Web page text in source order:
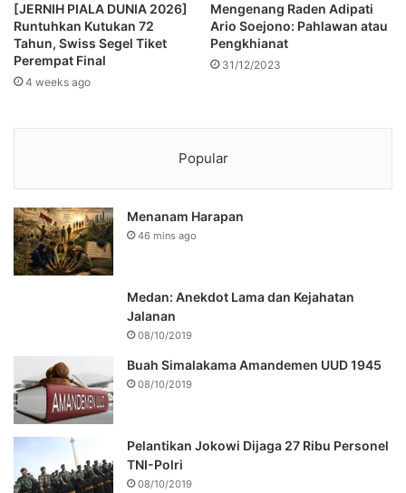
[JERNIH PIALA DUNIA 2026]
Runtuhkan Kutukan 72
Tahun, Swiss Segel Tiket
Perempat Final
4 weeks ago
Mengenang Raden Adipati
Ario Soejono: Pahlawan atau
Pengkhianat
31/12/2023
Popular
Menanam Harapan
46 mins ago
Medan: Anekdot Lama dan Kejahatan
Jalanan
08/10/2019
Buah Simalakama Amandemen UUD 1945
08/10/2019
Pelantikan Jokowi Dijaga 27 Ribu Personel
TNI-Polri
08/10/2019